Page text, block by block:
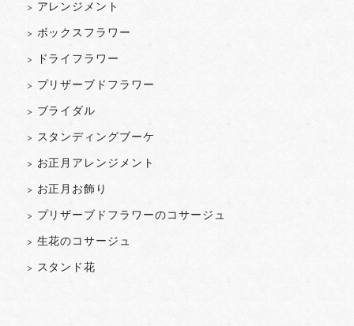
> アレンジメント
> ボックスフラワー
> ドライフラワー
> プリザーブドフラワー
> ブライダル
> スタンディングブーケ
> お正月アレンジメント
> お正月お飾り
> プリザーブドフラワーのコサージュ
> 生花のコサージュ
> スタンド花